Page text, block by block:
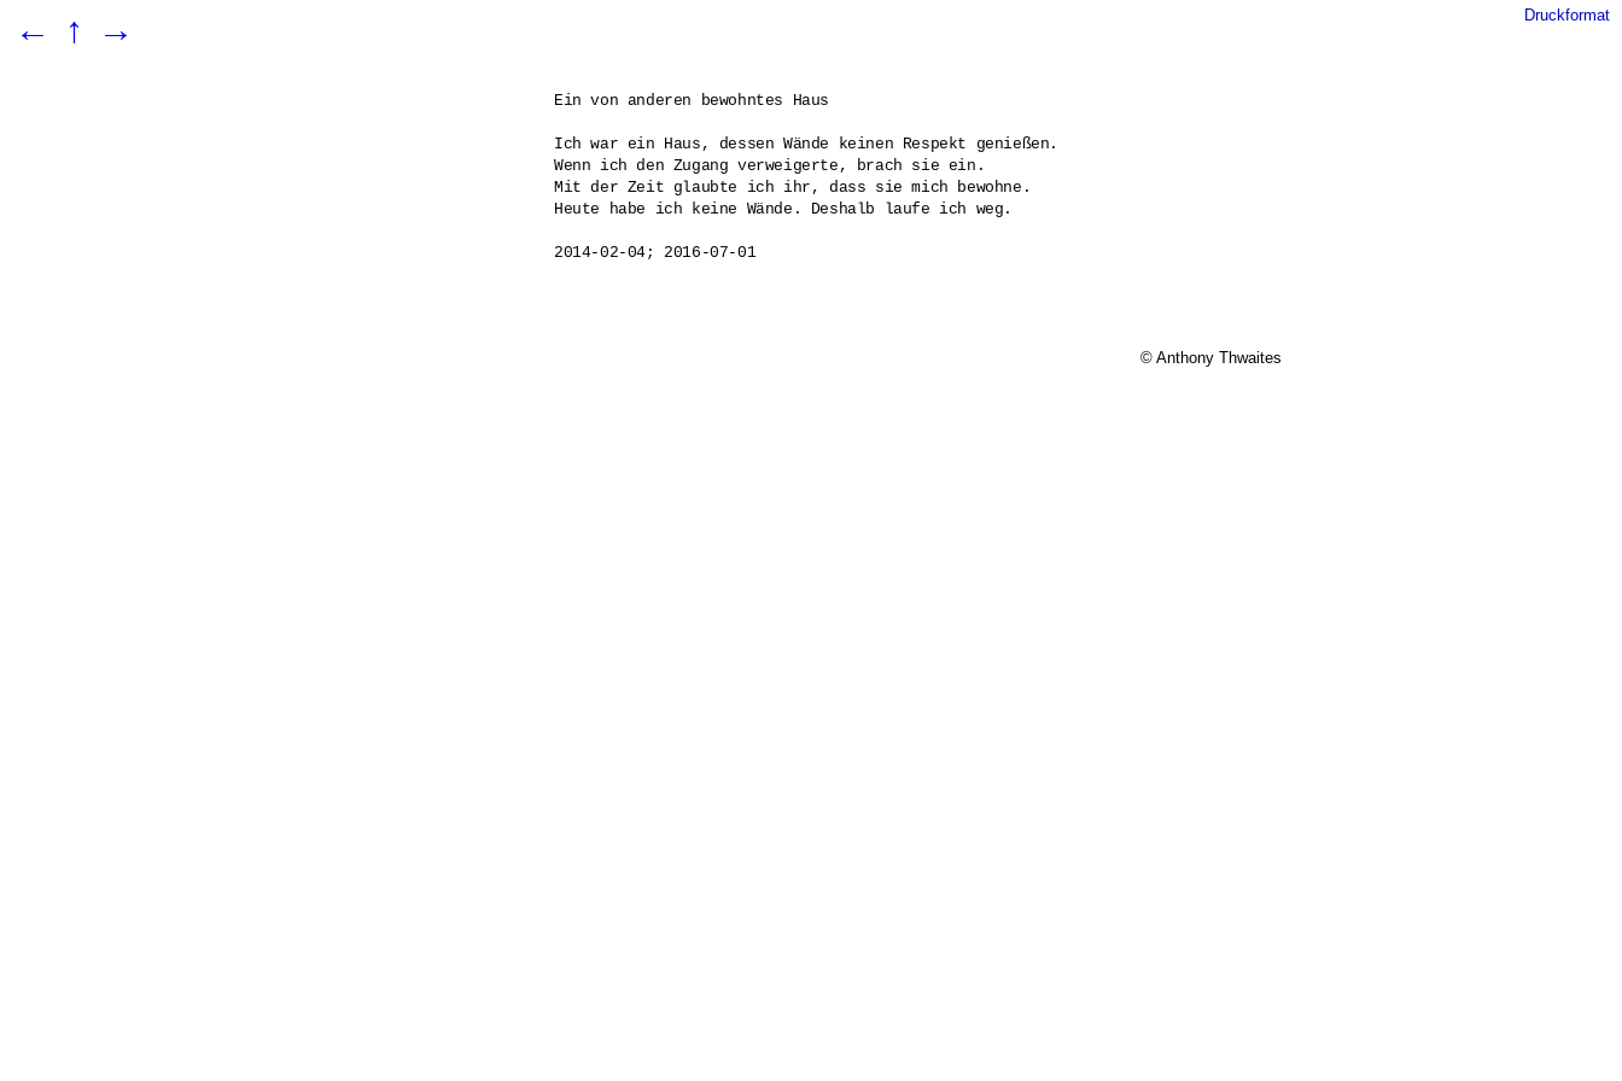
← ↑ → Druckformat
Ein von anderen bewohntes Haus
Ich war ein Haus, dessen Wände keinen Respekt genießen.
Wenn ich den Zugang verweigerte, brach sie ein.
Mit der Zeit glaubte ich ihr, dass sie mich bewohne.
Heute habe ich keine Wände. Deshalb laufe ich weg.
2014-02-04; 2016-07-01
© Anthony Thwaites